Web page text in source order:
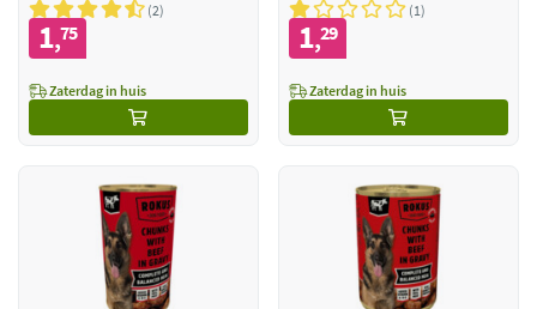
2
1,75
Zaterdag in huis
1
1,29
Zaterdag in huis